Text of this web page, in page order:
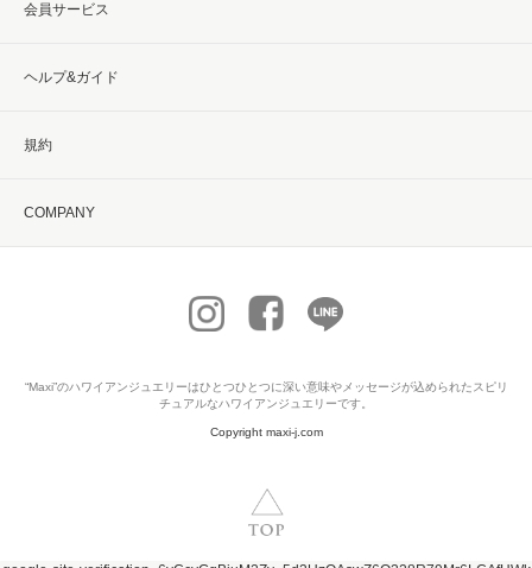
会員サービス
ヘルプ&ガイド
規約
COMPANY
“Maxi”のハワイアンジュエリーはひとつひとつに深い意味やメッセージが込められたスピリ
チュアルなハワイアンジュエリーです。
Copyright maxi-j.com